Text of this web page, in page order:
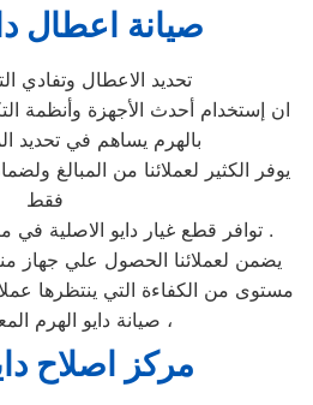
صيانة اعطال
تحديد الاعطال وتفادي
ان إستخدام أحدث الأجهزة وأنظمة
بالهرم يساهم في تحديد
يوفر الكثير لعملائنا من المبالغ
فقط
» توافر قطع غيار دايو الاصلية في مركز صيانة دايو بالهرم .
يضمن لعملائنا الحصول علي جهاز
مستوى من الكفاءة التي ينتظرها
صيانة دايو الهرم المعتمد بالهرم ،
مركز اصلاح